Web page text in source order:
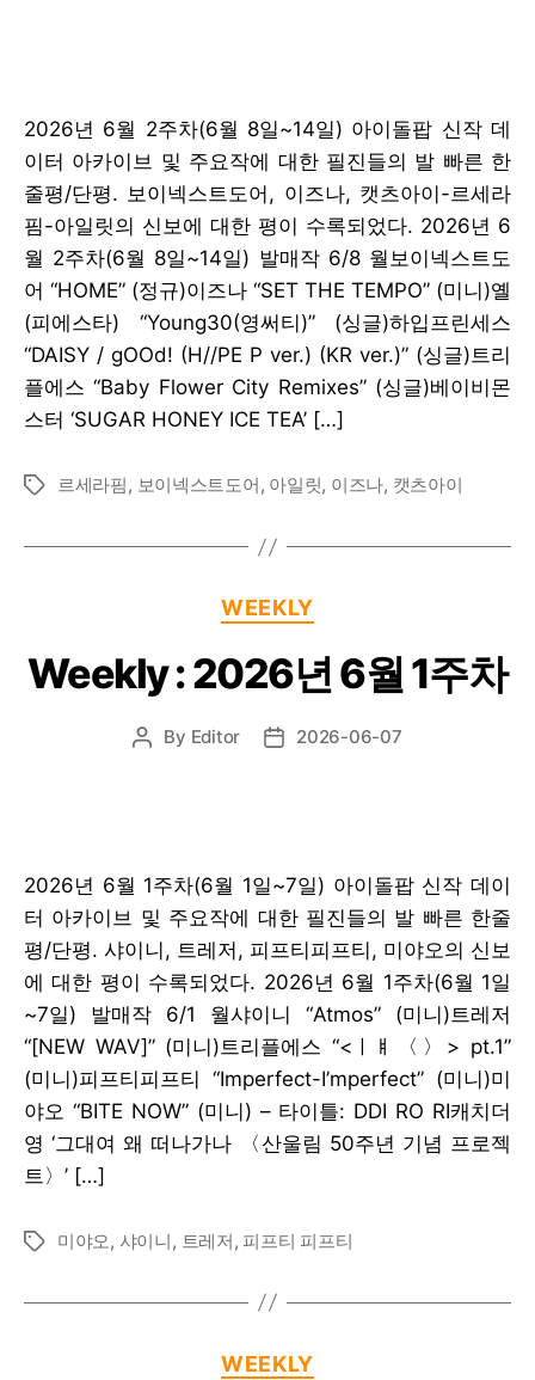
2026년 6월 2주차(6월 8일~14일) 아이돌팝 신작 데
이터 아카이브 및 주요작에 대한 필진들의 발 빠른 한
줄평/단평. 보이넥스트도어, 이즈나, 캣츠아이-르세라
핌-아일릿의 신보에 대한 평이 수록되었다. 2026년 6
월 2주차(6월 8일~14일) 발매작 6/8 월보이넥스트도
어 “HOME” (정규)이즈나 “SET THE TEMPO” (미니)옐
(피에스타) “Young30(영써티)” (싱글)하입프린세스
“DAISY / gOOd! (H//PE P ver.) (KR ver.)” (싱글)트리
플에스 “Baby Flower City Remixes” (싱글)베이비몬
스터 ‘SUGAR HONEY ICE TEA’ […]
Tags르세라핌, 보이넥스트도어, 아일릿, 이즈나, 캣츠아이
Categories
WEEKLY
Weekly : 2026년 6월 1주차
Post
By Editor
Post2026-06-07
2026년 6월 1주차(6월 1일~7일) 아이돌팝 신작 데이
터 아카이브 및 주요작에 대한 필진들의 발 빠른 한줄
평/단평. 샤이니, 트레저, 피프티피프티, 미야오의 신보
에 대한 평이 수록되었다. 2026년 6월 1주차(6월 1일
~7일) 발매작 6/1 월샤이니 “Atmos” (미니)트레저
“[NEW WAV]” (미니)트리플에스 “<ㅣㅒ〈〉> pt.1”
(미니)피프티피프티 “Imperfect-I’mperfect” (미니)미
야오 “BITE NOW” (미니) – 타이틀: DDI RO RI캐치더
영 ‘그대여 왜 떠나가나 〈산울림 50주년 기념 프로젝
트〉’ […]
Tags미야오, 샤이니, 트레저, 피프티 피프티
Categories
WEEKLY